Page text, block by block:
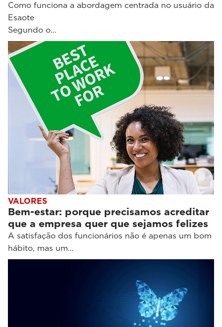
Como funciona a abordagem centrada no usuário da
Esaote
Segundo o…
VALORES
Bem-estar: porque precisamos acreditar
que a empresa quer que sejamos felizes
A satisfação dos funcionários não é apenas um bom
hábito, mas um…